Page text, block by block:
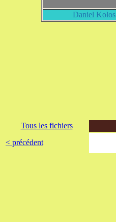
Daniel Kolos
Tous les fichiers
< précédent